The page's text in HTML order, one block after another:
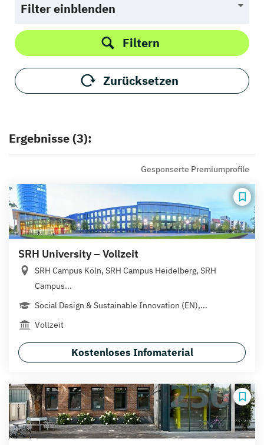
Filter einblenden
Filtern
Zurücksetzen
Ergebnisse (3):
Gesponserte Premiumprofile
SRH University – Vollzeit
SRH Campus Köln, SRH Campus Heidelberg, SRH
Campus...
Social Design & Sustainable Innovation (EN),...
Vollzeit
Kostenloses Infomaterial